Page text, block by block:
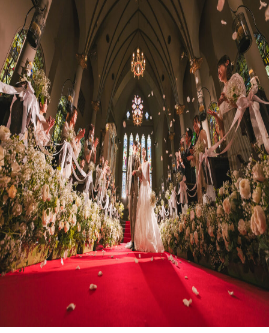
プラン
施設紹介
フォトガイドツアー
ブライダルフェア
ニュース
パーティレポート
よくあるご質問